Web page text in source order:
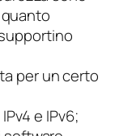
per un certo
e IPv6;